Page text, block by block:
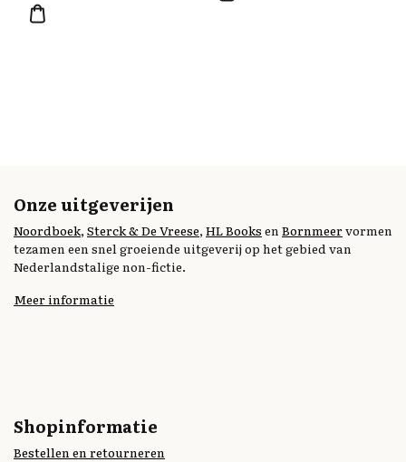
Onze uitgeverijen
Noordboek, Sterck & De Vreese, HL Books en Bornmeervormen
tezamen een snel groeiende uitgeverij op het gebied van
Nederlandstalige non-fictie.
Meer informatie
Shopinformatie
Bestellen en retourneren